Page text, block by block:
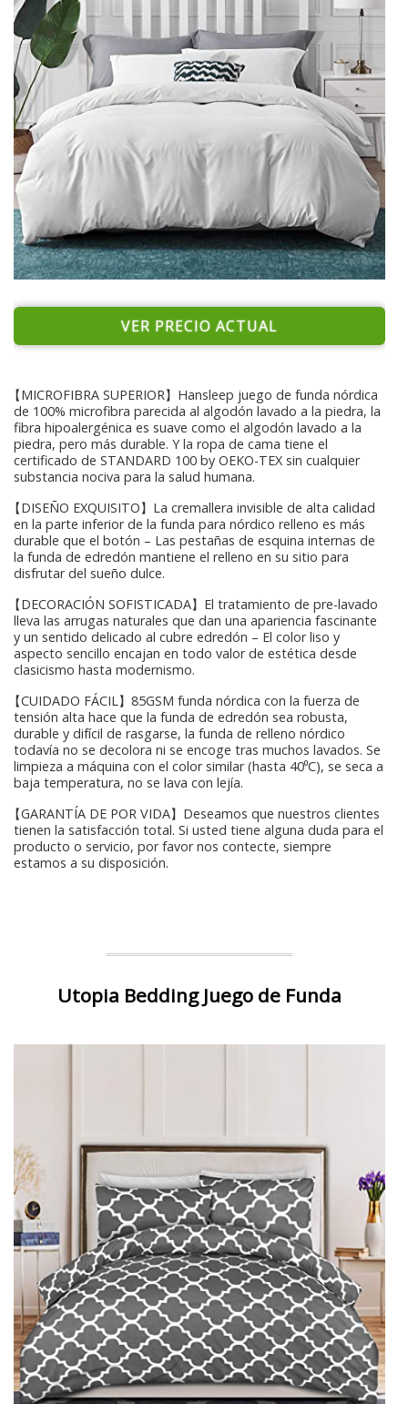
VER PRECIO ACTUAL
【MICROFIBRA SUPERIOR】Hansleep juego de funda nórdica
de 100% microfibra parecida al algodón lavado a la piedra, la
fibra hipoalergénica es suave como el algodón lavado a la
piedra, pero más durable. Y la ropa de cama tiene el
certificado de STANDARD 100 by OEKO-TEX sin cualquier
substancia nociva para la salud humana.
【DISEÑO EXQUISITO】La cremallera invisible de alta calidad
en la parte inferior de la funda para nórdico relleno es más
durable que el botón – Las pestañas de esquina internas de
la funda de edredón mantiene el relleno en su sitio para
disfrutar del sueño dulce.
【DECORACIÓN SOFISTICADA】El tratamiento de pre-lavado
lleva las arrugas naturales que dan una apariencia fascinante
y un sentido delicado al cubre edredón – El color liso y
aspecto sencillo encajan en todo valor de estética desde
clasicismo hasta modernismo.
【CUIDADO FÁCIL】85GSM funda nórdica con la fuerza de
tensión alta hace que la funda de edredón sea robusta,
durable y difícil de rasgarse, la funda de relleno nórdico
todavía no se decolora ni se encoge tras muchos lavados. Se
limpieza a máquina con el color similar (hasta 40⁰C), se seca a
baja temperatura, no se lava con lejía.
【GARANTÍA DE POR VIDA】Deseamos que nuestros clientes
tienen la satisfacción total. Si usted tiene alguna duda para el
producto o servicio, por favor nos contecte, siempre
estamos a su disposición.
Utopia Bedding Juego de Funda